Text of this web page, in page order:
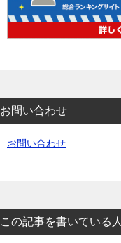
お問い合わせ
お問い合わせ
この記事を書いている人